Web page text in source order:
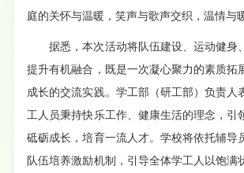
庭的关怀与温暖，笑声与歌声交织，温情与
据悉，本次活动将队伍建设、运动健身
提升有机融合，既是一次凝心聚力的素质拓
成长的交流实践。学工部（研工部）负责人
工人员秉持快乐工作、健康生活的理念，引
砥砺成长，培育一流人才。学校将依托辅导
队伍培养激励机制，引导全体学工人以饱满